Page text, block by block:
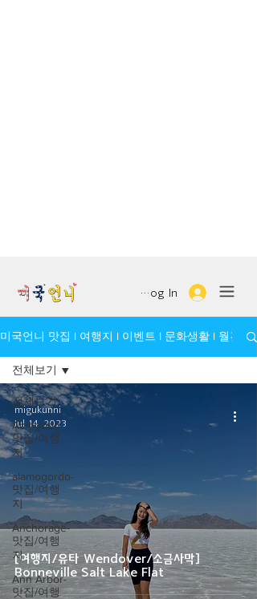
Log In
미국언니 맛집 l 여행지 l 이벤트 l 문화생활 l 월간 모
전체보기
Abingdon-
맛집/여행
지
alamogordo-
맛집/여행
지
Anchorage-
맛집/여행
지
Ann Arbor-
맛집/여행
전체보기
[여행지/유타 Wendover/소금사막]
Bonneville Salt Lake Flat
migukunni
Jul 14, 2023